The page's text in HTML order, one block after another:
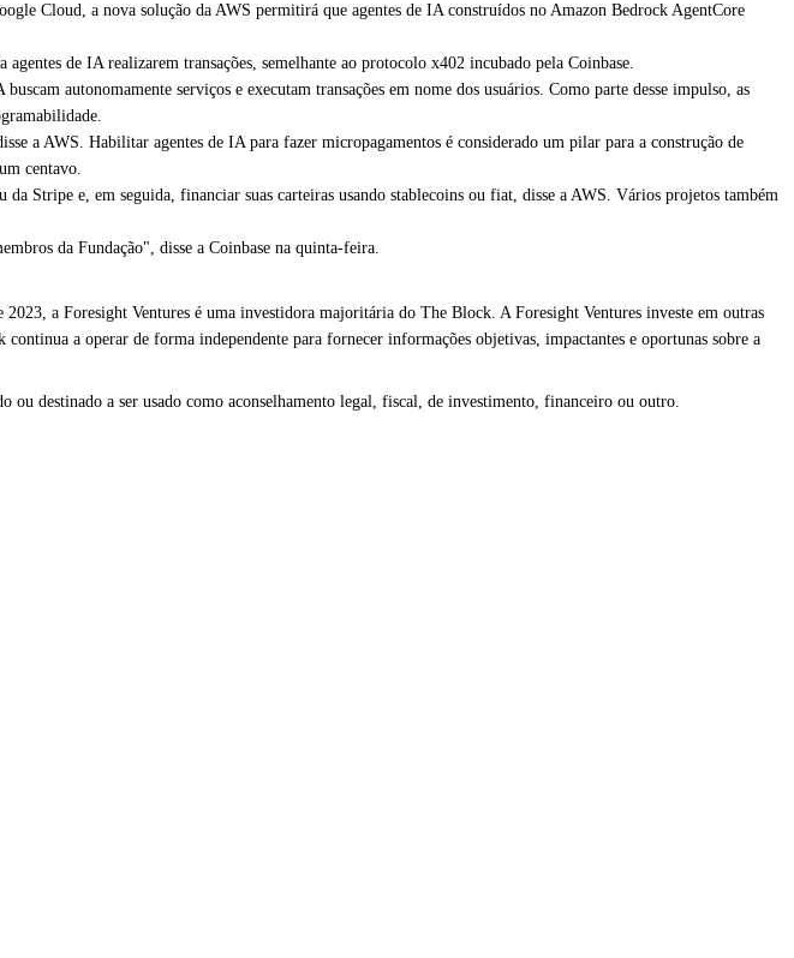
Cloud, a nova solução da AWS permitirá que agentes de IA construídos no Amazon Bedrock AgentCore
de IA realizarem transações, semelhante ao protocolo x402 incubado pela Coinbase.
autonomamente serviços e executam transações em nome dos usuários. Como parte desse impulso, as
a AWS. Habilitar agentes de IA para fazer micropagamentos é considerado um pilar para a construção de
centavo.
Stripe e, em seguida, financiar suas carteiras usando stablecoins ou fiat, disse a AWS. Vários projetos também
da Fundação", disse a Coinbase na quinta-feira.
a Foresight Ventures é uma investidora majoritária do The Block. A Foresight Ventures investe em outras
a operar de forma independente para fornecer informações objetivas, impactantes e oportunas sobre a
destinado a ser usado como aconselhamento legal, fiscal, de investimento, financeiro ou outro.